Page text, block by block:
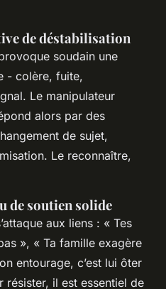
de déstabilisation
soudain une
- colère, fuite,
Le manipulateur
alors par des
de sujet,
Le reconnaître,
de soutien solide
aux liens : « Tes
», « Ta famille exagère
entourage, c’est lui ôter
il est essentiel de